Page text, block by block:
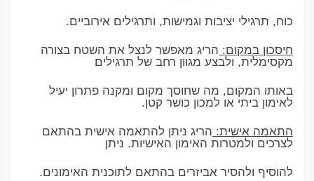
כוח, תרגילי יציבות וגמישות, ותרגילים אירוביים.
חיסכון במקום: הריג מאפשר לנצל את השטח בצורה
מקסימלית, ולבצע מגוון רחב של תרגילים
באותו המקום, מה שחוסך מקום ומקנה פתרון יעיל
לאימון ביתי או למכון כושר קטן.
התאמה אישית: הריג ניתן להתאמה אישית בהתאם
לצרכים ולמטרות האימון האישיות. ניתן
להוסיף ולהסיר אביזרים בהתאם לתוכנית האימונים.